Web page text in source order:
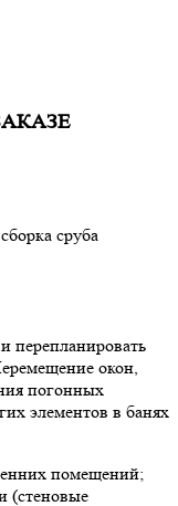
сруба
перепланировать
окон,
погонных
элементов в банях
помещений;
(стеновые